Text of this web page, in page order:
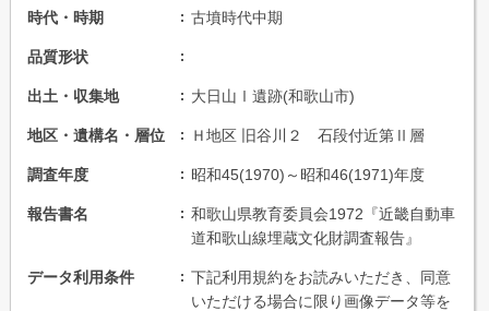
時代・時期 古墳時代中期
品質形状
出土・収集地 大日山Ⅰ遺跡(和歌山市)
地区・遺構名・層位 Ｈ地区 旧谷川２ 石段付近第Ⅱ層
調査年度 昭和45(1970)～昭和46(1971)年度
報告書名
和歌山県教育委員会1972『近畿自動車
道和歌山線埋蔵文化財調査報告』
データ利用条件
下記利用規約をお読みいただき、同意
いただける場合に限り画像データ等を